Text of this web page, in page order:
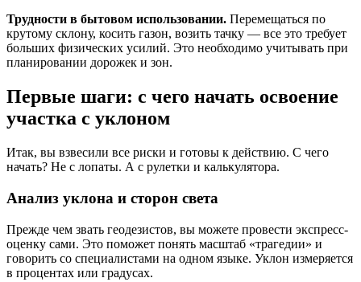
Трудности в бытовом использовании. Перемещаться по
крутому склону, косить газон, возить тачку — все это требует
больших физических усилий. Это необходимо учитывать при
планировании дорожек и зон.
Первые шаги: с чего начать освоение
участка с уклоном
Итак, вы взвесили все риски и готовы к действию. С чего
начать? Не с лопаты. А с рулетки и калькулятора.
Анализ уклона и сторон света
Прежде чем звать геодезистов, вы можете провести экспресс-
оценку сами. Это поможет понять масштаб «трагедии» и
говорить со специалистами на одном языке. Уклон измеряется
в процентах или градусах.